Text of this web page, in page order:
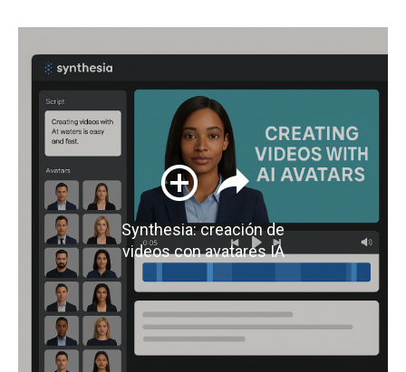
Synthesia: creación de
videos con avatares IA